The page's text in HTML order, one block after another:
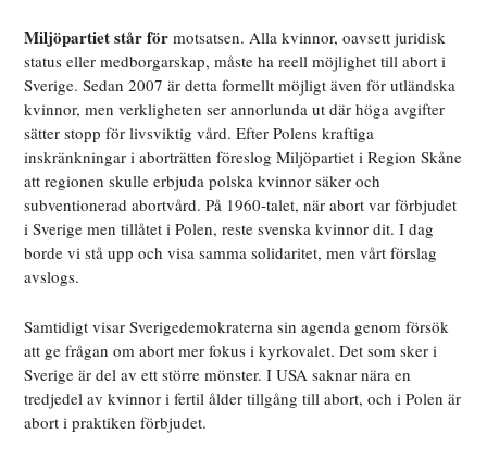
Miljöpartiet står för motsatsen. Alla kvinnor, oavsett juridisk
status eller medborgarskap, måste ha reell möjlighet till abort i
Sverige. Sedan 2007 är detta formellt möjligt även för utländska
kvinnor, men verkligheten ser annorlunda ut där höga avgifter
sätter stopp för livsviktig vård. Efter Polens kraftiga
inskränkningar i aborträtten föreslog Miljöpartiet i Region Skåne
att regionen skulle erbjuda polska kvinnor säker och
subventionerad abortvård. På 1960-talet, när abort var förbjudet
i Sverige men tillåtet i Polen, reste svenska kvinnor dit. I dag
borde vi stå upp och visa samma solidaritet, men vårt förslag
avslogs.
Samtidigt visar Sverigedemokraterna sin agenda genom försök
att ge frågan om abort mer fokus i kyrkovalet. Det som sker i
Sverige är del av ett större mönster. I USA saknar nära en
tredjedel av kvinnor i fertil ålder tillgång till abort, och i Polen är
abort i praktiken förbjudet.